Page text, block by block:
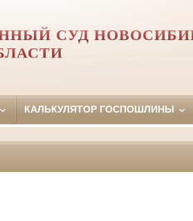
СУД
КАЛЬКУЛЯТОР ГОСПОШЛИНЫ